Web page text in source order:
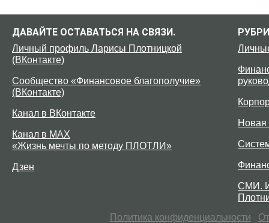
ДАВАЙТЕ ОСТАВАТЬСЯ НА СВЯЗИ.
Личный профиль Ларисы Плотницкой
(ВКонтакте)
Сообщество «Финансовое благополучие»
(ВКонтакте)
Канал в ВКонтакте
Канал в MAX
«Жизнь мечты по методу ПЛОТЛИ»
Дзен
Новая
СМИ.
Политика конфиденциальности